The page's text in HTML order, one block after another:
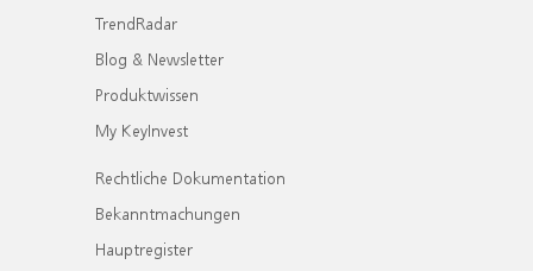
TrendRadar
Blog & Newsletter
Produktwissen
My KeyInvest
Rechtliche Dokumentation
Bekanntmachungen
Hauptregister